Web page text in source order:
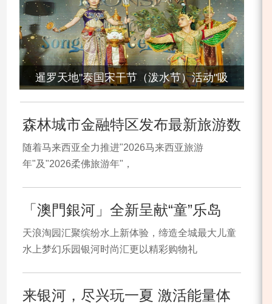
暹罗天地"泰国宋干节（泼水节）活动"吸
森林城市金融特区发布最新旅游数
随着马来西亚全力推进"2026马来西亚旅游
年"及"2026柔佛旅游年"，
「澳門銀河」全新呈献“童”乐岛
天浪淘园汇聚缤纷水上新体验，缔造全城最大儿童
水上梦幻乐园银河时尚汇更以精彩购物礼
来银河，尽兴玩一夏 激活能量体